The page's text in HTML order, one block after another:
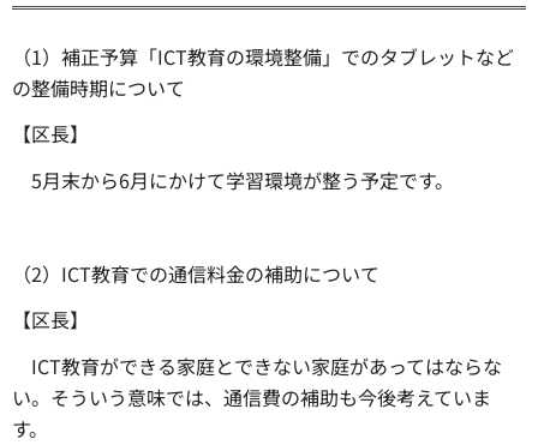
（1）補正予算「ICT教育の環境整備」でのタブレットなど
の整備時期について
【区長】
5月末から6月にかけて学習環境が整う予定です。
（2）ICT教育での通信料金の補助について
【区長】
ICT教育ができる家庭とできない家庭があってはならな
い。そういう意味では、通信費の補助も今後考えていま
す。